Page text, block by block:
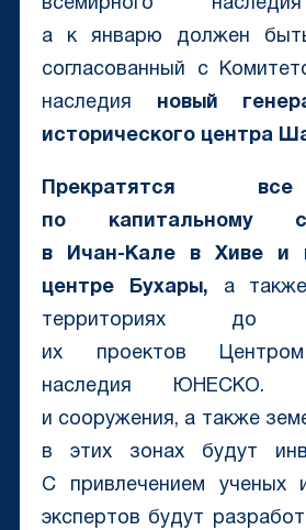
всемирного
а к январю должен
согласованный с
наследия новый
исторического центра
Прекратятся
по капитальному
в Ичан-Кале в Хиве и
центре Бухары, а
территориях до
их проектов Центром
наследия ЮНЕСКО.
и сооружения, а также
в этих зонах будут
С привлечением ученых
экспертов будут